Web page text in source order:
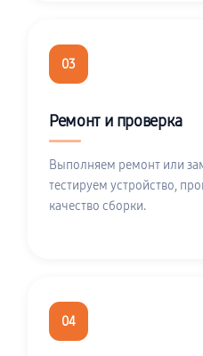
03
Ремонт и проверка
Выполняем ремонт или
тестируем устройство,
качество сборки.
04